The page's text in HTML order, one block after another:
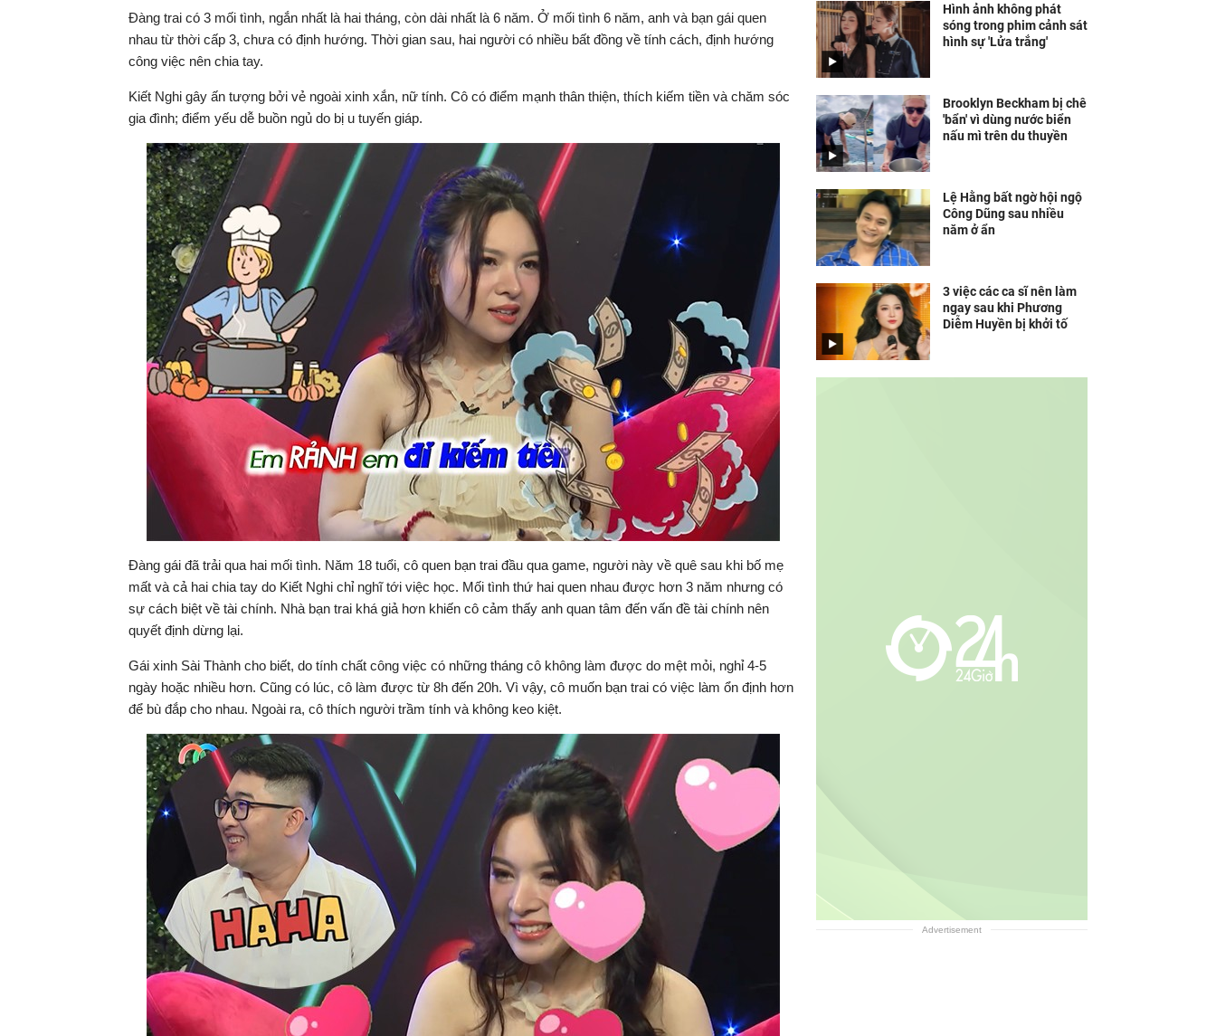
Đàng trai có 3 mối tình, ngắn nhất là hai tháng, còn dài nhất là 6 năm. Ở mối tình 6 năm, anh và bạn gái quen
nhau từ thời cấp 3, chưa có định hướng. Thời gian sau, hai người có nhiều bất đồng về tính cách, định hướng
công việc nên chia tay.
Kiết Nghi gây ấn tượng bởi vẻ ngoài xinh xắn, nữ tính. Cô có điểm mạnh thân thiện, thích kiếm tiền và chăm sóc
gia đình; điểm yếu dễ buồn ngủ do bị u tuyến giáp.
Đàng gái đã trải qua hai mối tình. Năm 18 tuổi, cô quen bạn trai đầu qua game, người này về quê sau khi bố mẹ
mất và cả hai chia tay do Kiết Nghi chỉ nghĩ tới việc học. Mối tình thứ hai quen nhau được hơn 3 năm nhưng có
sự cách biệt về tài chính. Nhà bạn trai khá giả hơn khiến cô cảm thấy anh quan tâm đến vấn đề tài chính nên
quyết định dừng lại.
Gái xinh Sài Thành cho biết, do tính chất công việc có những tháng cô không làm được do mệt mỏi, nghỉ 4-5
ngày hoặc nhiều hơn. Cũng có lúc, cô làm được từ 8h đến 20h. Vì vậy, cô muốn bạn trai có việc làm ổn định hơn
để bù đắp cho nhau. Ngoài ra, cô thích người trầm tính và không keo kiệt.
Hình ảnh không phát
sóng trong phim cảnh sát
hình sự 'Lửa trắng'
Brooklyn Beckham bị chê
'bẩn' vì dùng nước biển
nấu mì trên du thuyền
Lệ Hằng bất ngờ hội ngộ
Công Dũng sau nhiều
năm ở ẩn
3 việc các ca sĩ nên làm
ngay sau khi Phương
Diễm Huyền bị khởi tố
Advertisement